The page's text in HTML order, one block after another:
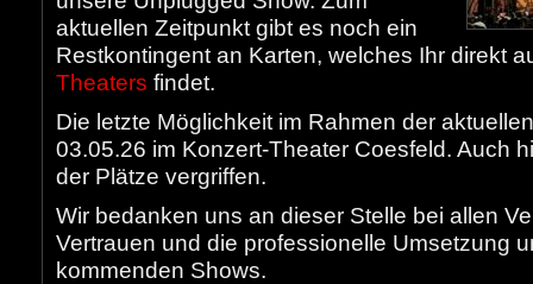
aktuellen Zeitpunkt gibt es noch ein
Restkontingent an Karten, welches Ihr direkt
Theaters findet.
Die letzte Möglichkeit im Rahmen der
03.05.26 im Konzert-Theater Coesfeld. Auch
der Plätze vergriffen.
Wir bedanken uns an dieser Stelle bei allen
Vertrauen und die professionelle Umsetzung
kommenden Shows.